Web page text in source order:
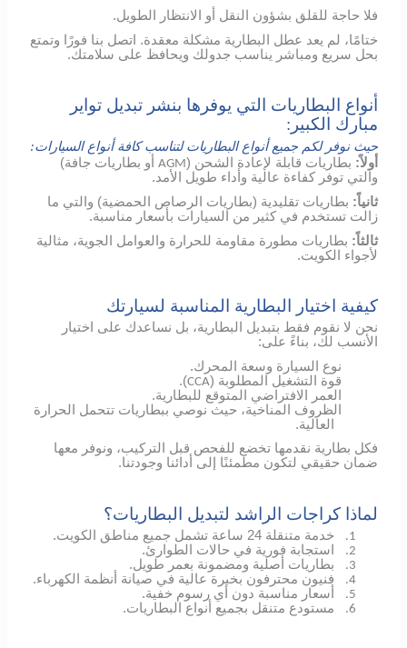
فلا حاجة للقلق بشؤون النقل أو الانتظار الطويل.
ختامًا، لم يعد عطل البطارية مشكلة معقدة. اتصل بنا فورًا وتمتع
بحل سريع ومباشر يناسب جدولك ويحافظ على سلامتك.
أنواع البطاريات التي يوفرها بنشر تبديل تواير
مبارك الكبير:
حيث نوفر لكم جميع أنواع البطاريات لتناسب كافة أنواع السيارات:
أولاً: بطاريات قابلة لإعادة الشحن (AGM أو بطاريات جافة)
والتي توفر كفاءة عالية وأداء طويل الأمد.
ثانياً: بطاريات تقليدية (بطاريات الرصاص الحمضية) والتي ما
زالت تستخدم في كثير من السيارات بأسعار مناسبة.
ثالثاً: بطاريات مطورة مقاومة للحرارة والعوامل الجوية، مثالية
لأجواء الكويت.
كيفية اختيار البطارية المناسبة لسيارتك
نحن لا نقوم فقط بتبديل البطارية، بل نساعدك على اختيار
الأنسب لك، بناءً على:
نوع السيارة وسعة المحرك.
قوة التشغيل المطلوبة (CCA
).
العمر الافتراضي المتوقع للبطارية.
الظروف المناخية، حيث نوصي ببطاريات تتحمل الحرارة
العالية.
فكل بطارية نقدمها تخضع للفحص قبل التركيب، ونوفر معها
ضمان حقيقي لتكون مطمئنًا إلى أدائنا وجودتنا.
لماذا كراجات الراشد لتبديل البطاريات؟
1. خدمة متنقلة 24 ساعة تشمل جميع مناطق الكويت.
2. استجابة فورية في حالات الطوارئ.
3. بطاريات أصلية ومضمونة بعمر طويل.
4. فنيون محترفون بخبرة عالية في صيانة أنظمة الكهرباء.
5. أسعار مناسبة دون أي رسوم خفية.
6. مستودع متنقل بجميع أنواع البطاريات.